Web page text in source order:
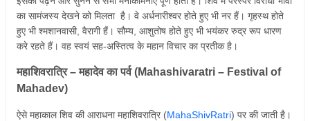
का सामंजस्य देखने को मिलता है। वे अर्धनारीश्वर होते हुए भी नर हैं। गृहस्थ होते
हुए भी श्मशानवासी, वैरागी हैं। सौम्य, आशुतोष होते हुए भी भयंकर रुद्र रूप धारण
करे रहते हैं। वह स्वयं सह-अस्तित्व के महान विचार का प्रतीक है।
महाशिवरात्रि – महादेव का पर्व (Mahashivaratri – Festival of
Mahadev)
ऐसे महाकाल शिव की आराधना महाशिवरात्रि (MahaShivRatri) पर की जाती है।